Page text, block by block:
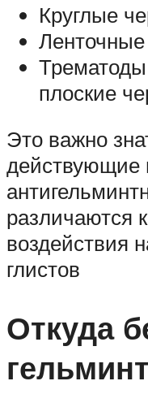
Круглые
плоские
Это важно
действующие
различаются
воздействия
глистов
Откуда